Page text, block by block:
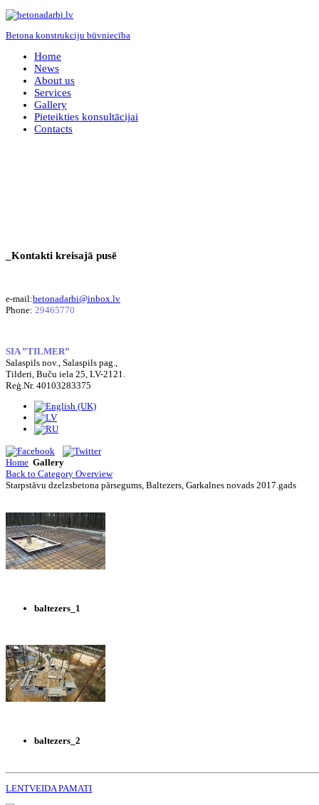
Betona konstrukciju būvniecība
Home
News
About us
Services
Gallery
Pieteikties konsultācijai
Contacts
_Kontakti kreisajā pusē
e-mail:betonadarbi@inbox.lv
Phone: 29465770
SIA ”TILMER”
Salaspils nov., Salaspils pag.,
Tilderi, Buču iela 25, LV-2121.
Reģ.Nr. 40103283375
Home Gallery
Back to Category Overview
Starpstāvu dzelzsbetona pārsegums, Baltezers, Garkalnes novads 2017.gads
baltezers_1
baltezers_2
LENTVEIDA PAMATI